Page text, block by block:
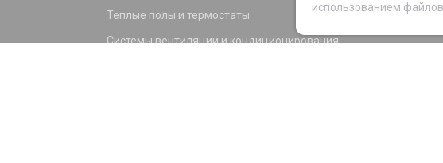
Теплые полы и термостаты
Системы вентиляции и кондиционирования
использованием файлов